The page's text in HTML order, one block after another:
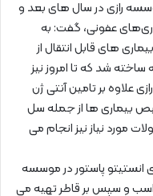
رازی در سال های بعد و
عفونی، گفت: به
های قابل انتقال از
شد که تا امروز نیز
علاوه بر تامین آنتی ژن
بیماری ها از جمله سل
مورد نیاز نیز انجام می
انستیتو پاستور در موسسه
اسب و سپس بر قاطر تهیه می